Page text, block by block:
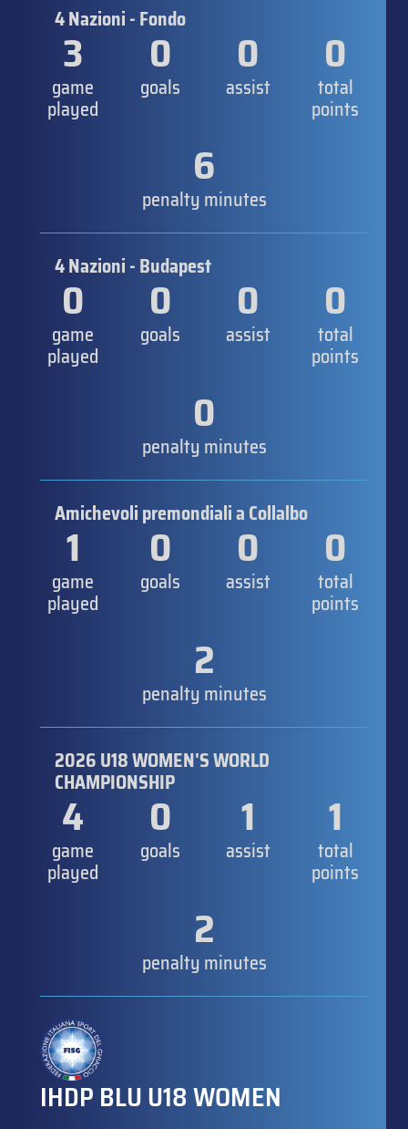
4 Nazioni - Fondo
3
game
played
0
goals
0
assist
0
total
points
6
penalty minutes
4 Nazioni - Budapest
0
game
played
0
goals
0
assist
0
total
points
0
penalty minutes
Amichevoli premondiali a Collalbo
1
game
played
0
goals
0
assist
0
total
points
2
penalty minutes
2026 U18 WOMEN'S WORLD
CHAMPIONSHIP
4
game
played
0
goals
1
assist
1
total
points
2
penalty minutes
IHDP BLU U18 WOMEN